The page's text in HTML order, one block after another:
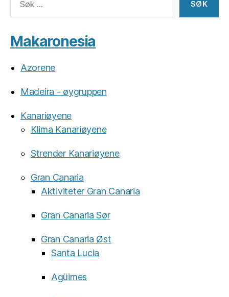
etter:
Makaronesia
Azorene
Madeira - øygruppen
Kanariøyene
Klima Kanariøyene
Strender Kanariøyene
Gran Canaria
Aktiviteter Gran Canaria
Gran Canaria Sør
Gran Canaria Øst
Santa Lucia
Agüimes